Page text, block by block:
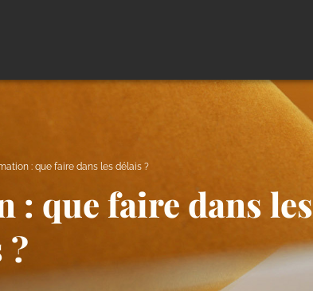
: que faire dans les délais ?
: que faire dans les
?